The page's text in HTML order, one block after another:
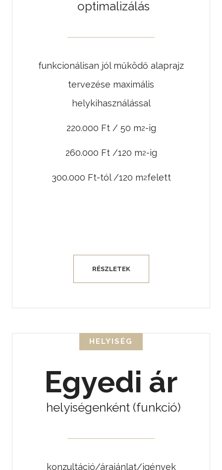
optimalizálás
funkcionálisan jól működő alaprajz
tervezése maximális
helykihasználással
220.000 Ft / 50 m2-ig
260.000 Ft /120 m2-ig
300.000 Ft-tól /120 m2felett
RÉSZLETEK
HELYISÉG
Egyedi ár
helyiségenként (funkció)
konzultáció/árajánlat/igények